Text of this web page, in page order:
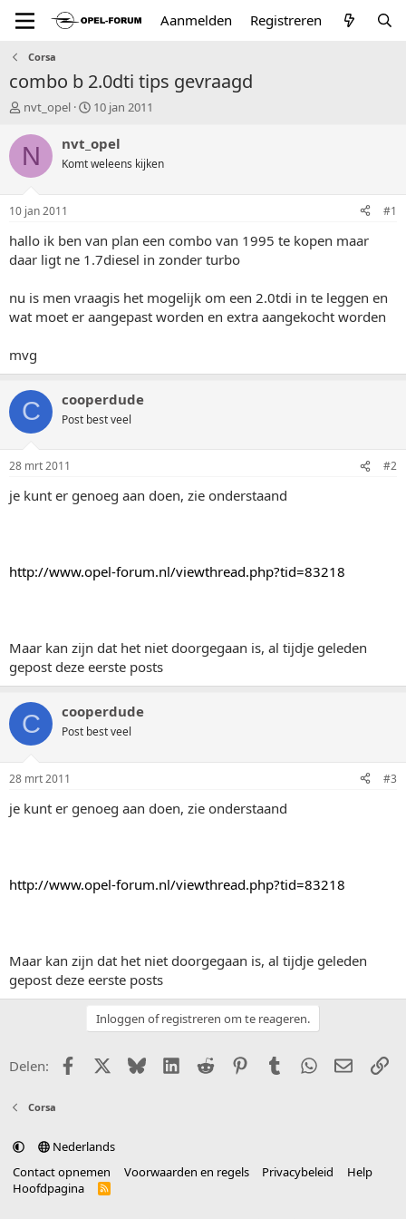
Aanmelden Registreren
Corsa
combo b 2.0dti tips gevraagd
T
p
t
a
r
e
nvt_opel
S
a
t
u
m
10 jan 2011
N nvt_opel
Komt weleens kijken
10 jan 2011 #1
hallo ik ben van plan een combo van 1995 te kopen maar
daar ligt ne 1.7diesel in zonder turbo
nu is men vraagis het mogelijk om een 2.0tdi in te leggen en
wat moet er aangepast worden en extra aangekocht worden
mvg
C cooperdude
Post best veel
28 mrt 2011 #2
je kunt er genoeg aan doen, zie onderstaand
http://www.opel-forum.nl/viewthread.php?tid=83218
Maar kan zijn dat het niet doorgegaan is, al tijdje geleden
gepost deze eerste posts
C cooperdude
Post best veel
28 mrt 2011 #3
je kunt er genoeg aan doen, zie onderstaand
http://www.opel-forum.nl/viewthread.php?tid=83218
Maar kan zijn dat het niet doorgegaan is, al tijdje geleden
gepost deze eerste posts
Inloggen of registreren om te reageren.
Delen: FacebookX (Twitter)
BlueskyLinkedIn
Reddit PinterestTumblr WhatsApp
E-mail
Corsa
Nederlands
Contact opnemen
Voorwaarden en regels Privacybeleid
Help
Hoofdpagina
R